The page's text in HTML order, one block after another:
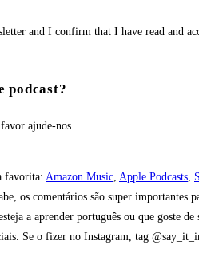
and I confirm that I have read and
podcast?
ajude-nos.
favorita: Amazon Music, Apple Podcasts,
os comentários são super importantes
a aprender português ou que goste
Se o fizer no Instagram, tag